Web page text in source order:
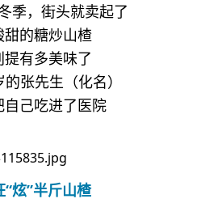
季，街头就卖起了
甜的糖炒山楂
提有多美味了
张先生（化名）
自己吃进了医院
“炫”半斤山楂